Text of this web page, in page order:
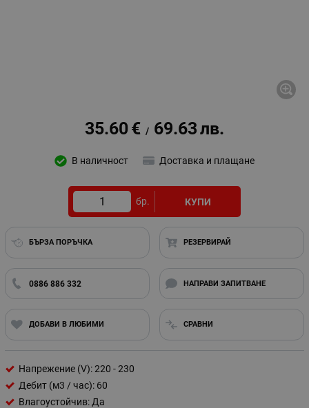
35.60 € / 69.63лв.
В наличност Доставка и плащане
бр. КУПИ
БЪРЗА ПОРЪЧКА РЕЗЕРВИРАЙ
0886 886 332 НАПРАВИ ЗАПИТВАНЕ
ДОБАВИ В ЛЮБИМИ СРАВНИ
Напрежение (V): 220 - 230
Дебит (м3 / час): 60
Влагоустойчив: Да